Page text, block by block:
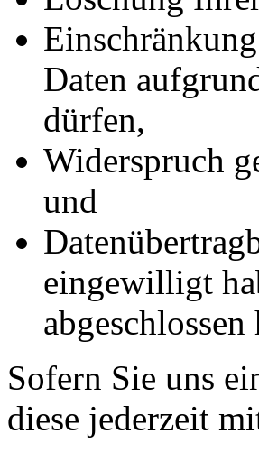
Daten
dürfen,
Widerspruch
und
eingewilligt
abgeschlossen
Sofern Sie uns
diese jederzeit